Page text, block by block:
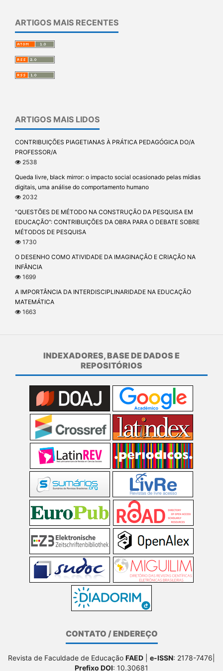
ARTIGOS MAIS RECENTES
ARTIGOS MAIS LIDOS
CONTRIBUIÇÕES PIAGETIANAS À PRÁTICA PEDAGÓGICA DO/A
PROFESSOR/A
2538
Queda livre, black mirror: o impacto social ocasionado pelas mídias
digitais, uma análise do comportamento humano
2032
“QUESTÕES DE MÉTODO NA CONSTRUÇÃO DA PESQUISA EM
EDUCAÇÃO”: CONTRIBUIÇÕES DA OBRA PARA O DEBATE SOBRE
MÉTODOS DE PESQUISA
1730
O DESENHO COMO ATIVIDADE DA IMAGINAÇÃO E CRIAÇÃO NA
INFÂNCIA
1699
A IMPORTÂNCIA DA INTERDISCIPLINARIDADE NA EDUCAÇÃO
MATEMÁTICA
1663
INDEXADORES, BASE DE DADOS E
REPOSITÓRIOS
CONTATO / ENDEREÇO
Revista de Faculdade de Educação FAED e-ISSN: 2178-7476|
Prefixo DOI: 10.30681